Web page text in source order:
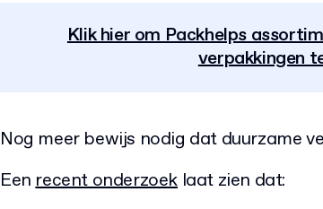
Klik hier om Packhelps
verpakkingen
Nog meer bewijs nodig dat duurzame
Eenrecent onderzoek laat zien dat: